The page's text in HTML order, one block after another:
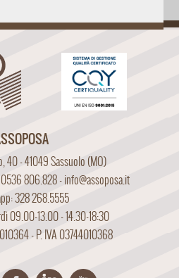
40 - 41049 Sassuolo (MO)
806.828 -info@assoposa.it
328 268.5555
09.00-13.00 - 14.30-18:30
- P. IVA 03744010368